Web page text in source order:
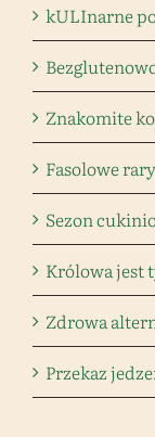
kULInarne
Znakomite
Fasolowe
Sezon
Królowa jest
Zdrowa
Przekaz